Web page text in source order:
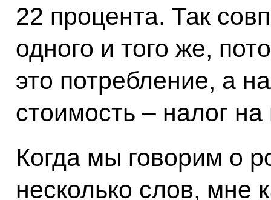
22 процента. Так
одного и того же,
это потребление, а
стоимость – налог
Когда мы говорим о
несколько слов, мне